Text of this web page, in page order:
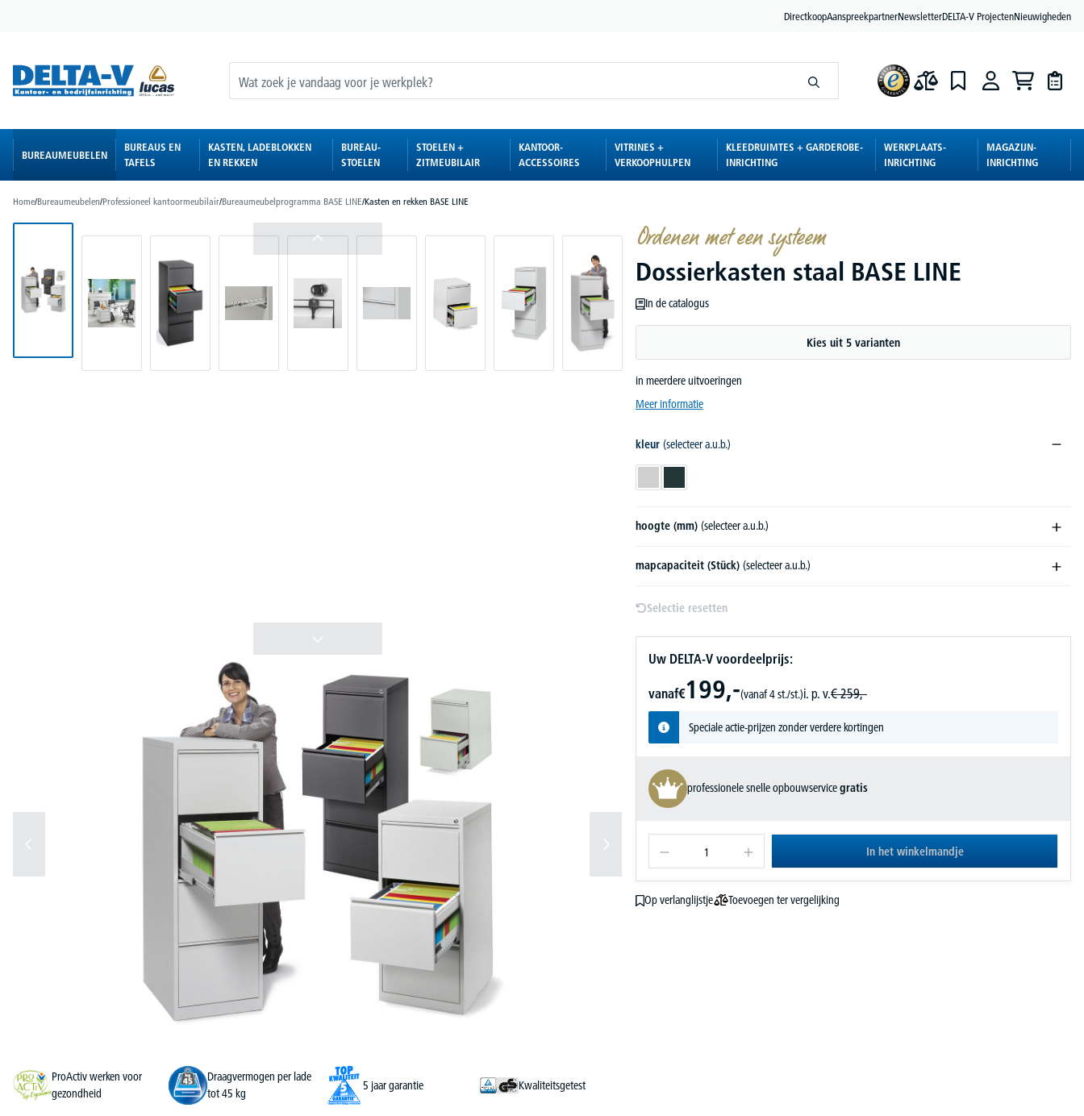
DirectkoopAanspreekpartnerNewsletterDELTA-V ProjectenNieuwigheden
BUREAUMEUBELEN
BUREAUS EN
TAFELS
KASTEN, LADEBLOKKEN
EN REKKEN
BUREAU-
STOELEN
STOELEN +
ZITMEUBILAIR
KANTOOR-
ACCESSOIRES
VITRINES +
VERKOOPHULPEN
KLEEDRUIMTES + GARDEROBE-
INRICHTING
WERKPLAATS-
INRICHTING
MAGAZIJN-
INRICHTING
Home/Bureaumeubelen/Professioneel kantoormeubilair/Bureaumeubelprogramma BASE LINE/Kasten en rekken BASE LINE
Ordenen met een systeem
Dossierkasten staal BASE LINE
In de catalogus
Kies uit 5 varianten
in meerdere uitvoeringen
Meer informatie
kleur (selecteer a.u.b.)
hoogte (mm) (selecteer a.u.b.)
mapcapaciteit (Stück) (selecteer a.u.b.)
Selectie resetten
Uw DELTA-V voordeelprijs:
vanaf€199,-(vanaf 4 st./st.)i. p. v.€ 259,-
Speciale actie-prijzen zonder verdere kortingen
professionele snelle opbouwservicegratis
In het winkelmandje
Op verlanglijstje Toevoegen ter vergelijking
ProActiv werken voor
gezondheid
Draagvermogen per lade
tot 45 kg
5 jaar garantie Kwaliteitsgetest